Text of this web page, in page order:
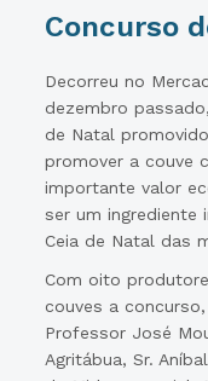
Concurso
Decorreu no
dezembro
de Natal
promover a couve
importante valor
ser um ingrediente
Ceia de Natal das
Com oito
couves a
Professor José
Agritábua, Sr.